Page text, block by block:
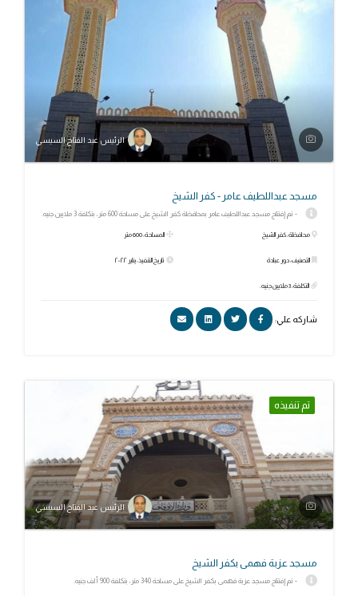
الرئيس عبد الفتاح السيسي
مسجد عبداللطيف عامر - كفر الشيخ
- تم إفتتاح مسجد عبداللطيف عامر بمحافظة كفر الشيخ على مساحة 600 متر، بتكلفة 3 ملايين جنيه.
محافظة: كفر الشيخ
التصنيف: دور عبادة
التكلفة: 3 ملايين جنيه.
المساحة: 600 متر
تاريخ التنفيذ: يناير ٢٠٢٢
شاركه علي:
تم تنفيذه
الرئيس عبد الفتاح السيسي
مسجد عزبة فهمى بكفر الشيخ
- تم إفتتاح مسجد عزبة فهمى بكفر الشيخ على مساحة 340 متر، بتكلفة 900 ألف جنيه.